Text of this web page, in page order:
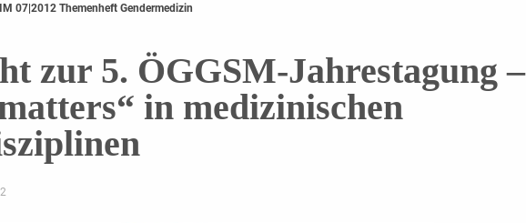
07|2012 Themenheft Gendermedizin
zur 5. ÖGGSM-Jahrestagung –
in medizinischen